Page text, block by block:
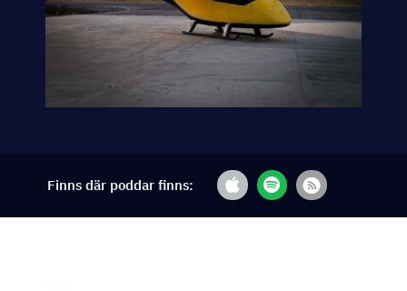
Finns där poddar finns: